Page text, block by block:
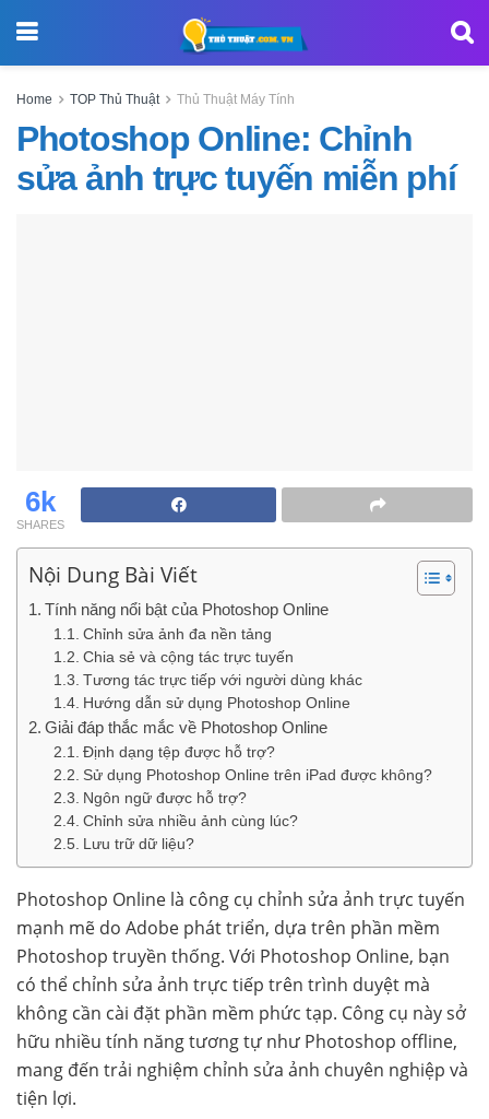
Home TOP Thủ Thuật Thủ Thuật Máy Tính
Photoshop Online: Chỉnh
sửa ảnh trực tuyến miễn phí
6k
SHARES
Nội Dung Bài Viết
Tính năng nổi bật của Photoshop Online
Chỉnh sửa ảnh đa nền tảng
Chia sẻ và cộng tác trực tuyến
Tương tác trực tiếp với người dùng khác
Hướng dẫn sử dụng Photoshop Online
Giải đáp thắc mắc về Photoshop Online
Định dạng tệp được hỗ trợ?
Sử dụng Photoshop Online trên iPad được không?
Ngôn ngữ được hỗ trợ?
Chỉnh sửa nhiều ảnh cùng lúc?
Lưu trữ dữ liệu?
Photoshop Online là công cụ chỉnh sửa ảnh trực tuyến
mạnh mẽ do Adobe phát triển, dựa trên phần mềm
Photoshop truyền thống. Với Photoshop Online, bạn
có thể chỉnh sửa ảnh trực tiếp trên trình duyệt mà
không cần cài đặt phần mềm phức tạp. Công cụ này sở
hữu nhiều tính năng tương tự như Photoshop offline,
mang đến trải nghiệm chỉnh sửa ảnh chuyên nghiệp và
tiện lợi.